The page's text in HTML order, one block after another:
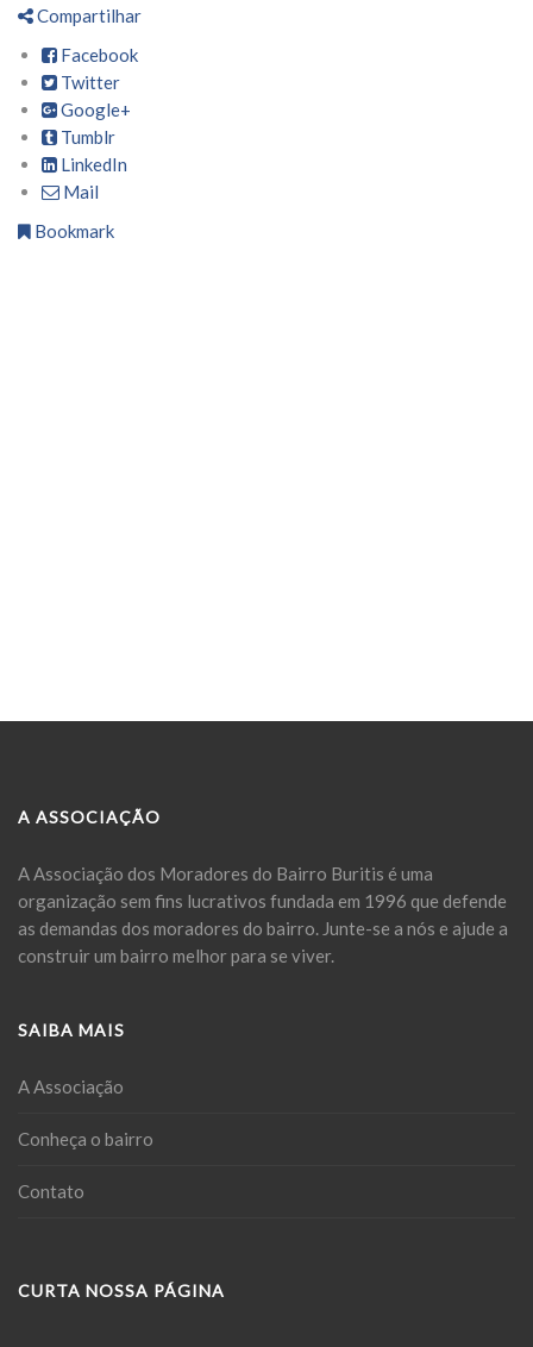
Compartilhar
Facebook
Twitter
Google+
Tumblr
LinkedIn
Mail
Bookmark
A ASSOCIAÇÃO
A Associação dos Moradores do Bairro Buritis é uma
organização sem fins lucrativos fundada em 1996 que defende
as demandas dos moradores do bairro. Junte-se a nós e ajude a
construir um bairro melhor para se viver.
SAIBA MAIS
A Associação
Conheça o bairro
Contato
CURTA NOSSA PÁGINA